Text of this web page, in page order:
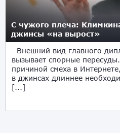
С чужого плеча:
джинсы «на вырост»
Внешний вид главного
вызывает спорные
причиной смеха в
в джинсах длиннее
[...]